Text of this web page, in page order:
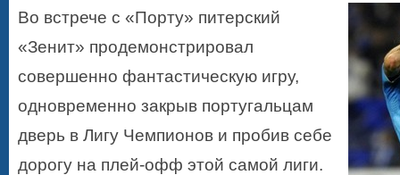
Во встрече с «Порту» питерский
«Зенит» продемонстрировал
совершенно фантастическую игру,
одновременно закрыв португальцам
дверь в Лигу Чемпионов и пробив себе
дорогу на плей-офф этой самой лиги.